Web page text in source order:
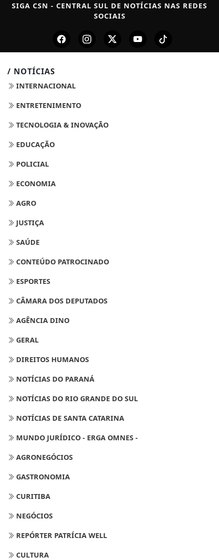
SIGA CSN - CENTRAL SUL DE NOTÍCIAS NAS REDES
SOCIAIS
/ NOTÍCIAS
INTERNACIONAL
ENTRETENIMENTO
TECNOLOGIA & INOVAÇÃO
EDUCAÇÃO
POLICIAL
ECONOMIA
AGRO
JUSTIÇA
SAÚDE
CONTEÚDO PATROCINADO
ESPORTES
CÂMARA DOS DEPUTADOS
AGÊNCIA DINO
GERAL
DIREITOS HUMANOS
NOTÍCIAS DO PARANÁ
NOTÍCIAS DO RIO GRANDE DO SUL
NOTÍCIAS DE SANTA CATARINA
MUNDO JURÍDICO - ERGA OMNES -
AGRONEGÓCIOS
GASTRONOMIA
CURITIBA
NEGÓCIOS
REPÓRTER PATRÍCIA WELL
CULTURA